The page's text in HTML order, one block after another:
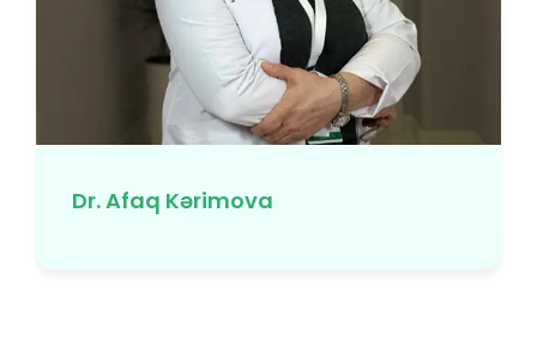
Dr. Afaq Kərimova